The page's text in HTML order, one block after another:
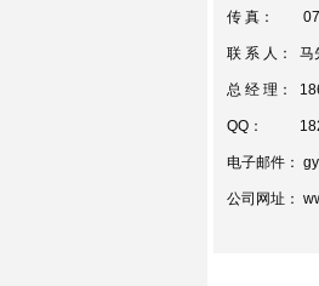
传 真：
联 系 人： 马
总 经 理：
QQ：
电子邮件：
公司网址：